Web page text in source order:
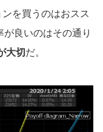
を買うのはおスス
が良いのはその通り
大切 だ。